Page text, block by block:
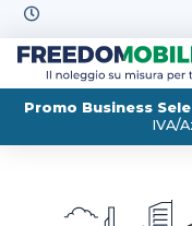
Skip to content
Promo Business
IVA/